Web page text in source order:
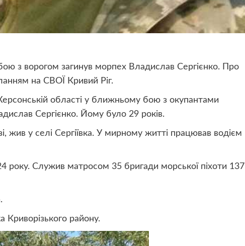
з ворогом загинув морпех Владислав Сергієнко. Про
на СВОЇ Кривий Ріг.
області у ближньому бою з окупантами
Сергієнко. Йому було 29 років.
жив у селі Сергіївка. У мирному житті працював водієм
року. Служив матросом 35 бригади морської піхоти 137
Криворізького району.